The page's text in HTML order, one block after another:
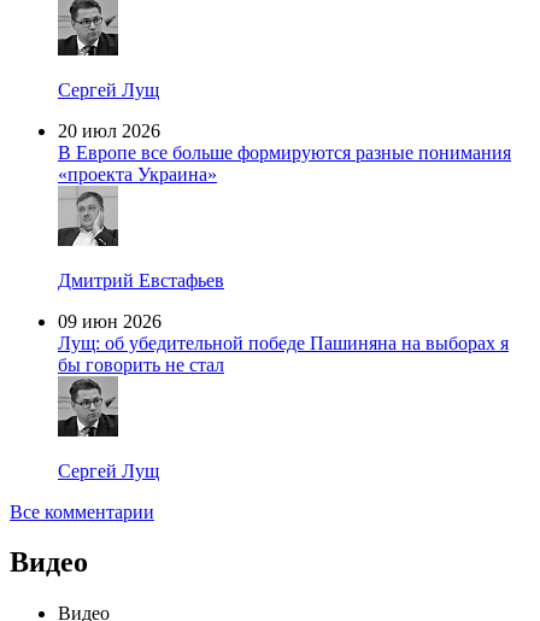
Сергей Лущ
20 июл 2026
В Европе все больше формируются разные понимания
«проекта Украина»
Дмитрий Евстафьев
09 июн 2026
Лущ: об убедительной победе Пашиняна на выборах я
бы говорить не стал
Сергей Лущ
Все комментарии
Видео
Видео